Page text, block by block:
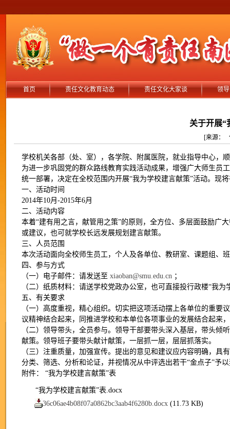
首页 责任文化教育动态 责任文化大家谈 领
关于开展“
[来源：
学校机关各部（处、室），各学院、附属医院，就业指导中心，
为进一步巩固党的群众路线教育实践活动成果，增强广大师生员
统一部署，决定在全校范围内开展“我为学校建言献策”活动。现
一、活动时间
2014年10月-2015年6月
二、活动内容
本着“建有用之言，献管用之策”的原则，全方位、多层面鼓励广
或建议，也可就学校长远发展规划建言献策。
三、人员范围
本次活动面向全校师生员工，个人及各单位、教研室、课题组、
四、参与方式
（一）电子邮件：请发送至 xiaoban@smu.edu.cn ；
（二）纸质材料：请送学校党政办公室，也可直接投行政楼“我为
五、有关要求
（一）高度重视，精心组织。切实把这项活动摆上各单位的重
议精神结合起来，同推进学校和本单位各项事业的发展结合起来
（二）领导带头，全员参与。领导干部要带头深入基层，带头
献策。领导班子要带头献计献策，一层抓一层，层层抓落实。
（三）注重质量，加强宣传。提出的意见和建议应内容明确，
分类、筛选、分析和论证，并视情况从中评选出若干“金点子”予
附件： “我为学校建言献策”表
“我为学校建言献策”表.docx
36c06ae4b08f07a0862bc3aab4f6280b.docx(11.73 KB)